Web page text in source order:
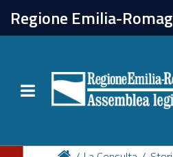
Regione Emilia-
Toggle navigation
chiudi
Attività
Per chi vive all'estero